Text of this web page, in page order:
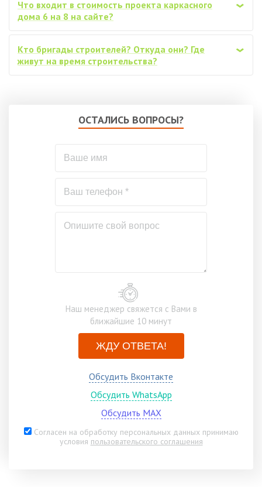
‹
Что входит в стоимость проекта каркасного
дома 6 на 8 на сайте?
‹
Кто бригады строителей? Откуда они? Где
живут на время строительства?
ОСТАЛИСЬ ВОПРОСЫ?
Наш менеджер свяжется с Вами в
ближайшие 10 минут
ЖДУ ОТВЕТА!
Обсудить Вконтакте
Обсудить WhatsApp
Обсудить MAX
Согласен на обработку персональных данных принимаю
условия пользовательского соглашения